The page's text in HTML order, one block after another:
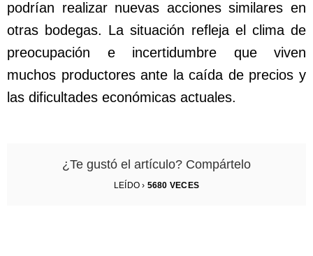
podrían realizar nuevas acciones similares en
otras bodegas. La situación refleja el clima de
preocupación e incertidumbre que viven
muchos productores ante la caída de precios y
las dificultades económicas actuales.
¿Te gustó el artículo? Compártelo
LEÍDO › 5680 VECES